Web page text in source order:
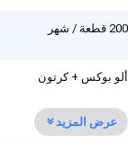
200 قطعة / شهر
ألو بوكس ​​+ كرتون
عرض المزيد